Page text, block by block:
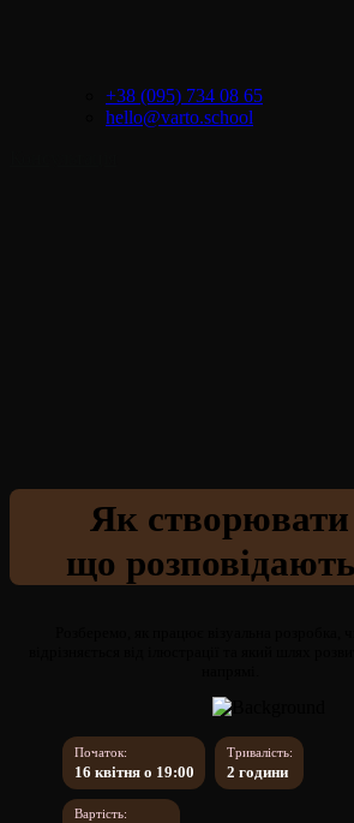
+38 (095) 734 08 65
hello@varto.school
Як
що розповідають
Початок:
16 квітня о 19:00
Тривалість:
2 години
Вартiсть: